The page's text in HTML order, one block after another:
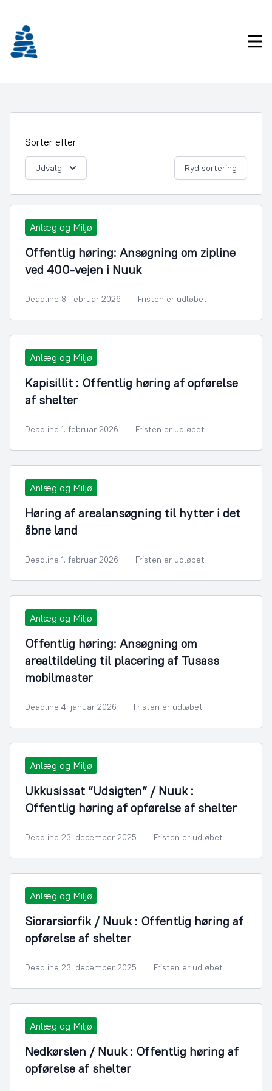
indhold
Sorter efter
Udvalg Ryd sortering
Anlæg og Miljø
Offentlig høring: Ansøgning om zipline
ved 400-vejen i Nuuk
Deadline 8. februar 2026 Fristen er udløbet
Anlæg og Miljø
Kapisillit : Offentlig høring af opførelse
af shelter
Deadline 1. februar 2026 Fristen er udløbet
Anlæg og Miljø
Høring af arealansøgning til hytter i det
åbne land
Deadline 1. februar 2026 Fristen er udløbet
Anlæg og Miljø
Offentlig høring: Ansøgning om
arealtildeling til placering af Tusass
mobilmaster
Deadline 4. januar 2026 Fristen er udløbet
Anlæg og Miljø
Ukkusissat ”Udsigten” / Nuuk :
Offentlig høring af opførelse af shelter
Deadline 23. december 2025 Fristen er udløbet
Anlæg og Miljø
Siorarsiorfik / Nuuk : Offentlig høring af
opførelse af shelter
Deadline 23. december 2025 Fristen er udløbet
Anlæg og Miljø
Nedkørslen / Nuuk : Offentlig høring af
opførelse af shelter